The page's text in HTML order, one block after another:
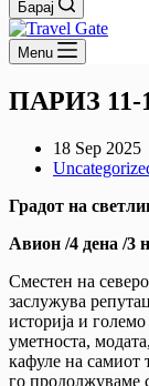
Барај
Menu
ПАРИЗ 11-
18 Sep 2025
Градот на
Авион /4 дена /3
Сместен на
заслужува
историја и
уметноста,
кафуле на самиот
го продолжуваме